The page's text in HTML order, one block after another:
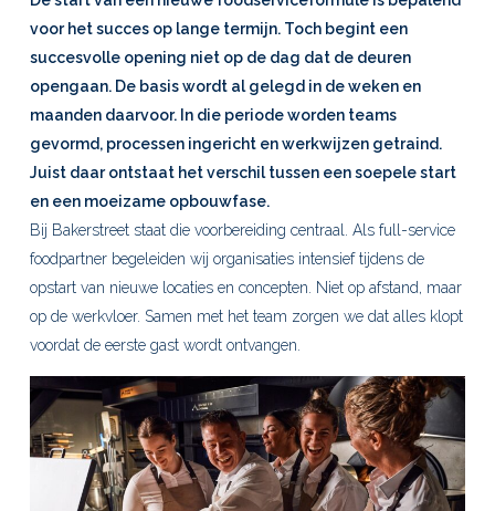
voor het succes op lange termijn. Toch begint een
succesvolle opening niet op de dag dat de deuren
opengaan. De basis wordt al gelegd in de weken en
maanden daarvoor. In die periode worden teams
gevormd, processen ingericht en werkwijzen getraind.
Juist daar ontstaat het verschil tussen een soepele start
en een moeizame opbouwfase.
Bij Bakerstreet staat die voorbereiding centraal. Als full-service
foodpartner begeleiden wij organisaties intensief tijdens de
opstart van nieuwe locaties en concepten. Niet op afstand, maar
op de werkvloer. Samen met het team zorgen we dat alles klopt
voordat de eerste gast wordt ontvangen.